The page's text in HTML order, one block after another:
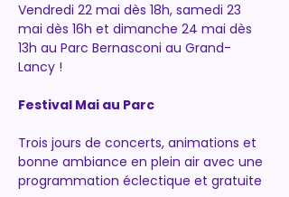
Vendredi 22 mai dès 18h, samedi 23
mai dès 16h et dimanche 24 mai dès
13h au Parc Bernasconi au Grand-
Lancy !
Festival Mai au Parc
Trois jours de concerts, animations et
bonne ambiance en plein air avec une
programmation éclectique et gratuite